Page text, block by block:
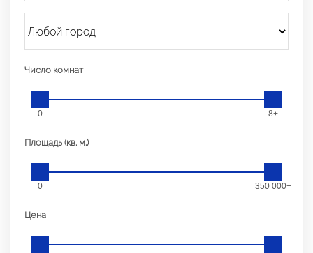
Число комнат
0 8+
Площадь (кв. м.)
0 350 000+
Цена